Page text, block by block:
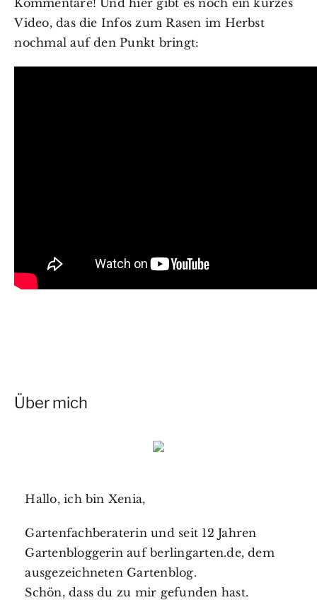
Kommentare! Und hier gibt es noch ein kurzes
Video, das die Infos zum Rasen im Herbst
nochmal auf den Punkt bringt:
Über mich
Hallo, ich bin Xenia,
Gartenfachberaterin und seit 12 Jahren
Gartenbloggerin auf berlingarten.de, dem
ausgezeichneten Gartenblog.
Schön, dass du zu mir gefunden hast.